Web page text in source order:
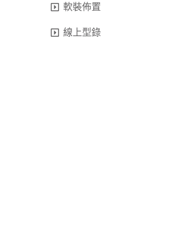
軟裝佈置
線上型錄